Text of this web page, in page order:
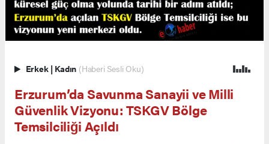
Erkek | Kadın (Haberi Sesli Oku)
Erzurum’da Savunma Sanayii ve Milli
Güvenlik Vizyonu: TSKGV Bölge
Temsilciliği Açıldı